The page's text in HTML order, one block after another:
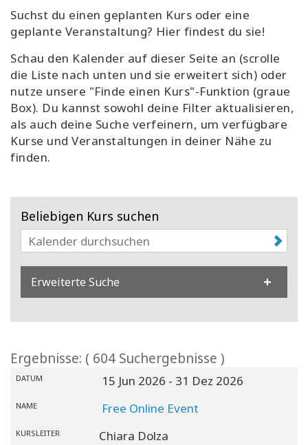
More
Neuigkeiten
KONTAKT
Suchst du einen geplanten Kurs oder eine
geplante Veranstaltung? Hier findest du sie!
Schau den Kalender auf dieser Seite an (scrolle
die Liste nach unten und sie erweitert sich) oder
nutze unsere "Finde einen Kurs"-Funktion (graue
Box). Du kannst sowohl deine Filter aktualisieren,
als auch deine Suche verfeinern, um verfügbare
Kurse und Veranstaltungen in deiner Nähe zu
finden.
Beliebigen Kurs suchen
Erweiterte Suche
Ergebnisse: ( 604 Suchergebnisse )
DATUM 15 Jun 2026 - 31 Dez 2026
NAME Free Online Event
KURSLEITER
Chiara Dolza